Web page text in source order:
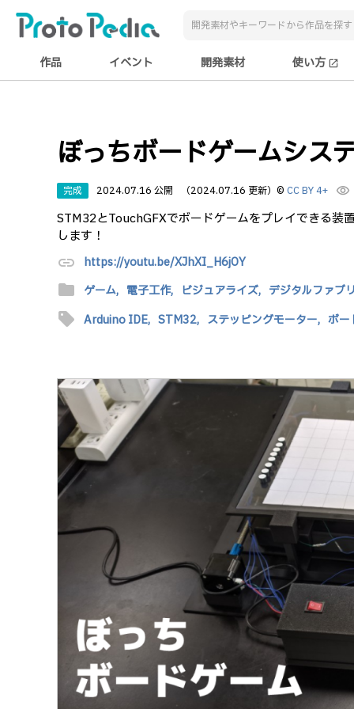
作品 イベント 開発素材 使い方 open_in_new
ぼっちボードゲームシス
完成 2024.07.16 公開 （2024.07.16 更新） © CC BY 4+ visibility
STM32とTouchGFXでボードゲームをプレイできる装
します！
link https://youtu.be/XJhXI_H6jOY
folder ゲーム, 電子工作, ビジュアライズ, デジタルファブ
sell Arduino IDE, STM32, ステッピングモーター, ボー